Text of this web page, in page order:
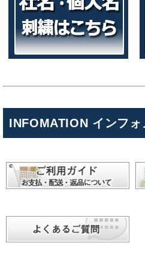
INFOMATION インフォ